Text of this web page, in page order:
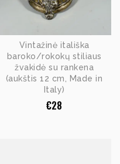
Vintažinė itališka
baroko/rokokų stiliaus
žvakidė su rankena
(aukštis 12 cm, Made in
Italy)
€28